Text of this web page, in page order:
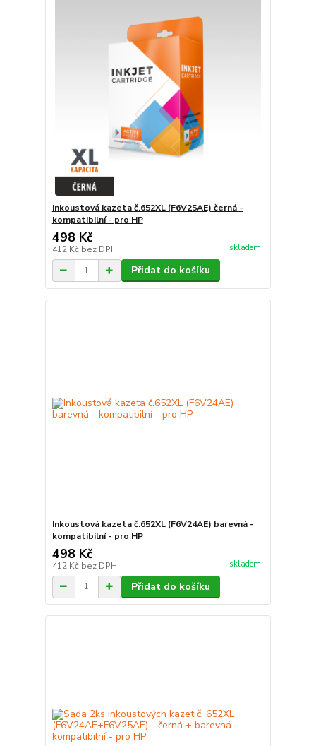
Inkoustová kazeta č.652XL (F6V25AE) černá -
kompatibilní - pro HP
498 Kč
412 Kč bez DPH skladem
Přidat do košíku
Inkoustová kazeta č.652XL (F6V24AE) barevná -
kompatibilní - pro HP
498 Kč
412 Kč bez DPH skladem
Přidat do košíku